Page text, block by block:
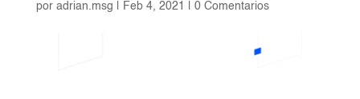
por adrian.msg Feb 4, 2021 0 Comentarios